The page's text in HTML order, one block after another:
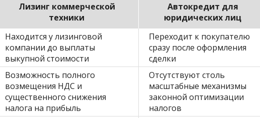
Лизинг коммерческой
техники
Автокредит для
юридических лиц
Находится у лизинговой
компании до выплаты
выкупной стоимости
Переходит к покупателю
сразу после оформления
сделки
Возможность полного
возмещения НДС и
существенного снижения
налога на прибыль
Отсутствуют столь
масштабные механизмы
законной оптимизации
налогов